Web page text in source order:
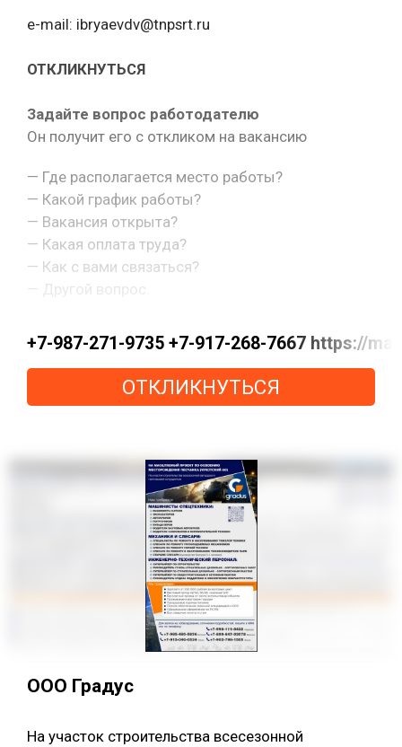
e-mail: ibryaevdv@tnpsrt.ru
ОТКЛИКНУТЬСЯ
Задайте вопрос работодателю
Он получит его с откликом на вакансию
— Где располагается место работы?
— Какой график работы?
— Вакансия открыта?
— Какая оплата труда?
— Как с вами связаться?
— Другой вопрос.
+7-987-271-9735 +7-917-268-7667 https://
ОТКЛИКНУТЬСЯ
ООО Градус
На участок строительства всесезонной